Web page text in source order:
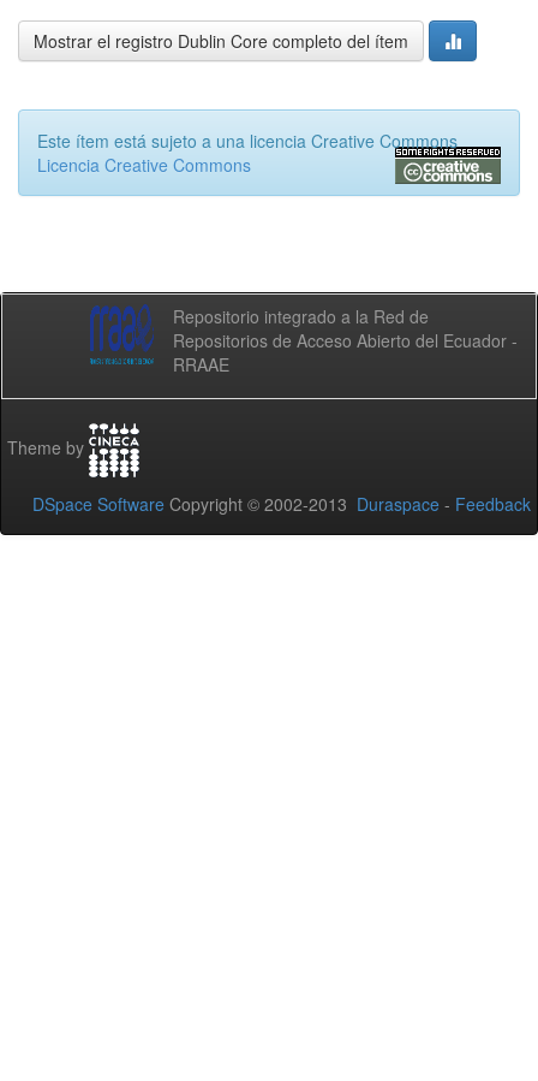
Mostrar el registro Dublin Core completo del ítem
Este ítem está sujeto a una licencia Creative Commons
Licencia Creative Commons
Repositorio integrado a la Red de
Repositorios de Acceso Abierto del Ecuador -
RRAAE
Theme by
DSpace Software Copyright © 2002-2013 Duraspace - Feedback